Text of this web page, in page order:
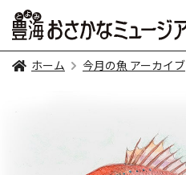
ホーム 今月の魚 アーカイブ